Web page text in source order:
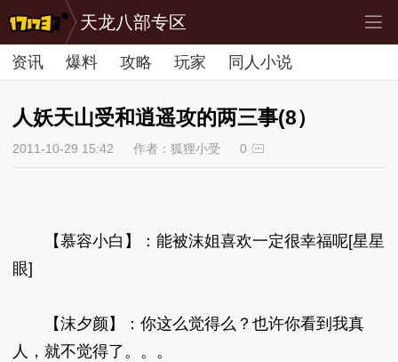
天龙八部专区
资讯 爆料 攻略 玩家 同人小说
人妖天山受和逍遥攻的两三事(8）
2011-10-29 15:42 作者：狐狸小受 0
【慕容小白】：能被沫姐喜欢一定很幸福呢[星星
眼]
【沫夕颜】：你这么觉得么？也许你看到我真
人，就不觉得了。。。